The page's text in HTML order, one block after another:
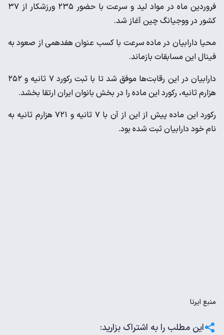
فروردین ماه در مواد لید و سرعت با حضور ۲۳۵ ورزشکار از ۳۷
کشور در ووجیانگ چین آغاز شد.
محیا دارابیان در ماده سرعت با کسب عنوان هفدهمی از صعود به
فینال این مسابقات بازماند.
دارابیان در این رقابت‌ها موفق شد تا با ثبت رکورد ۷ ثانیه و ۲۵۲
هزارم ثانیه، رکورد این ماده را در بخش بانوان ایران ارتقا بخشد.
رکورد این ماده پیش از این از آن با ۷ ثانیه و ۷۲۱ هزارم ثانیه به
نام خود دارابیان ثبت شده بود.
منبع ایرنا
این مطلب را به اشتراک بزارید: